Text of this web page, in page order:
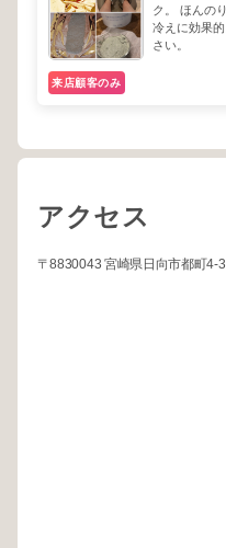
ク。 ほんの
冷えに効果
さい。
来店顧客のみ
アクセス
〒8830043 宮崎県日向市都町4-3